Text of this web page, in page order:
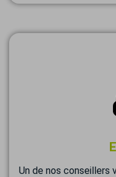
Un de nos conseillers